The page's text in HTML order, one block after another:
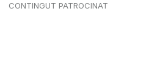
CONTINGUT PATROCINAT